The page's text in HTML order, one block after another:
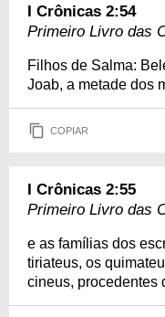
I Crônicas 2:54
Primeiro Livro das
Filhos de Salma:
Joab, a metade dos
COPIAR
I Crônicas 2:55
Primeiro Livro das
e as famílias dos
tiriateus, os
cineus, procedentes